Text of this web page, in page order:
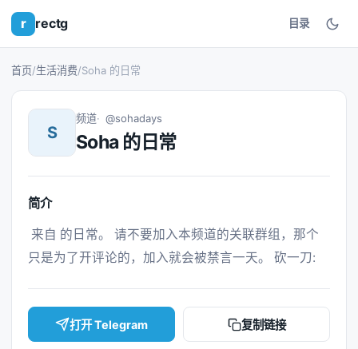
r rectg 目录
首页/生活消费/Soha 的日常
S
频道 @sohadays
Soha 的日常
简介
只是为了开评论的，加入就会被禁言一天。 砍一刀:
打开 Telegram 复制链接